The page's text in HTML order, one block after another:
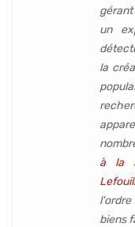
un
la
à la
biens